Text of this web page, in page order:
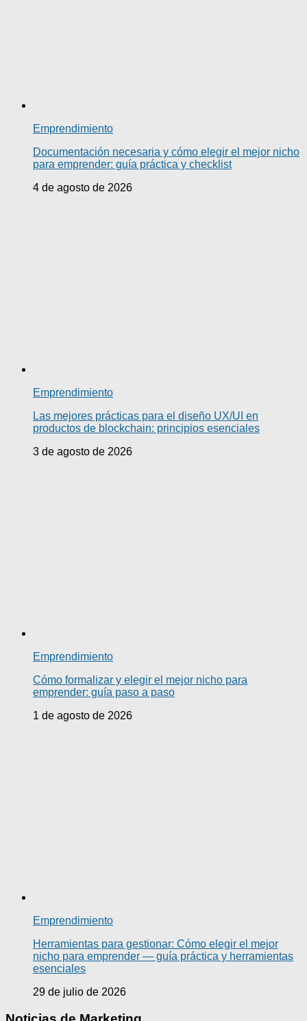
Emprendimiento
Documentación necesaria y cómo elegir el mejor nicho
para emprender: guía práctica y checklist
4 de agosto de 2026
Emprendimiento
Las mejores prácticas para el diseño UX/UI en
productos de blockchain: principios esenciales
3 de agosto de 2026
Emprendimiento
Cómo formalizar y elegir el mejor nicho para
emprender: guía paso a paso
1 de agosto de 2026
Emprendimiento
Herramientas para gestionar: Cómo elegir el mejor
nicho para emprender — guía práctica y herramientas
esenciales
29 de julio de 2026